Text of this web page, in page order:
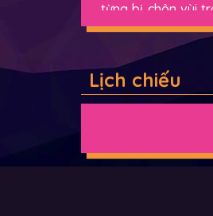
từng bị chôn vùi
nuốt linh hồn một
Lịch chiếu